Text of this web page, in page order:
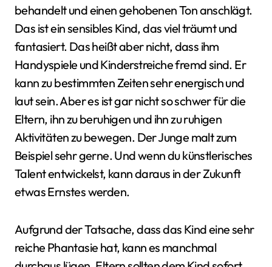
behandelt und einen gehobenen Ton anschlägt.
Das ist ein sensibles Kind, das viel träumt und
fantasiert. Das heißt aber nicht, dass ihm
Handyspiele und Kinderstreiche fremd sind. Er
kann zu bestimmten Zeiten sehr energisch und
laut sein. Aber es ist gar nicht so schwer für die
Eltern, ihn zu beruhigen und ihn zu ruhigen
Aktivitäten zu bewegen. Der Junge malt zum
Beispiel sehr gerne. Und wenn du künstlerisches
Talent entwickelst, kann daraus in der Zukunft
etwas Ernstes werden.
Aufgrund der Tatsache, dass das Kind eine sehr
reiche Phantasie hat, kann es manchmal